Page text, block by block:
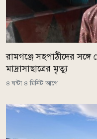
রামগঞ্জে সহপাঠীদের
মাদ্রাসাছাত্রের মৃত্যু
৪ ঘন্টা ৪ মিনিট আগে